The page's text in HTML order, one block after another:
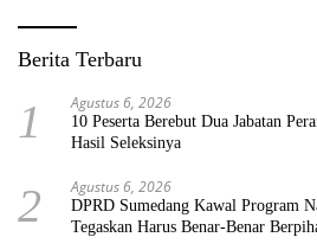
Berita Terbaru
1 Agustus 6, 2026
10 Peserta Berebut Dua Jabatan
Hasil Seleksinya
2 Agustus 6, 2026
DPRD Sumedang Kawal Program
Tegaskan Harus Benar-Benar